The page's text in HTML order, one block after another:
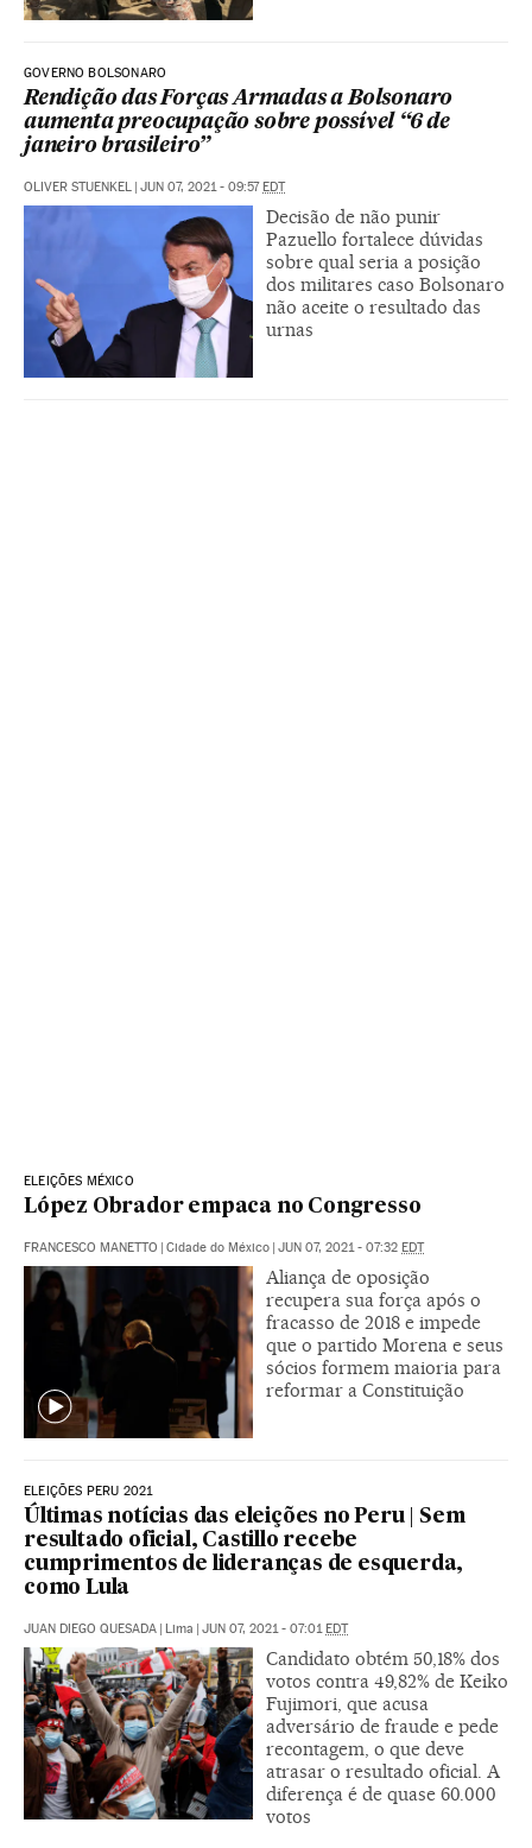
GOVERNO BOLSONARO
Rendição das Forças Armadas a Bolsonaro
aumenta preocupação sobre possível “6 de
janeiro brasileiro”
OLIVER STUENKEL | JUN 07, 2021 - 09:57EDT
Decisão de não punir
Pazuello fortalece dúvidas
sobre qual seria a posição
dos militares caso Bolsonaro
não aceite o resultado das
urnas
ELEIÇÕES MÉXICO
López Obrador empaca no Congresso
FRANCESCO MANETTO | Cidade do México | JUN 07, 2021 - 07:32 EDT
Aliança de oposição
recupera sua força após o
fracasso de 2018 e impede
que o partido Morena e seus
sócios formem maioria para
reformar a Constituição
ELEIÇÕES PERU 2021
Últimas notícias das eleições no Peru | Sem
resultado oficial, Castillo recebe
cumprimentos de lideranças de esquerda,
como Lula
JUAN DIEGO QUESADA | Lima | JUN 07, 2021 - 07:01EDT
Candidato obtém 50,18% dos
votos contra 49,82% de Keiko
Fujimori, que acusa
adversário de fraude e pede
recontagem, o que deve
atrasar o resultado oficial. A
diferença é de quase 60.000
votos